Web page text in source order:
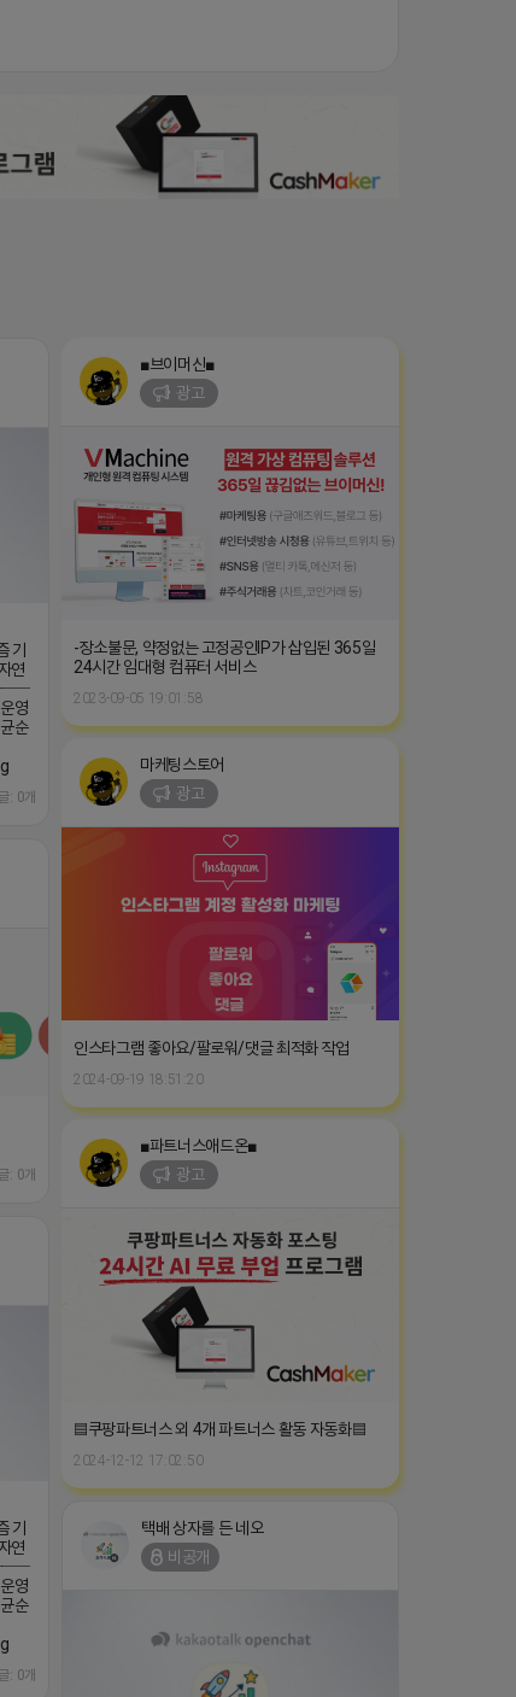
기
연
영
순
: 0개
■브이머신■
광고
-장소불문, 약정없는 고정공인IP가 삽입된 365일
24시간 임대형 컴퓨터 서비스
2023-09-05 19:01:58
마케팅스토어
광고
인스타그램 좋아요/팔로워/댓글 최적화 작업
2024-09-19 18:51:20
: 0개
■파트너스애드온■
광고
▤쿠팡파트너스 외 4개 파트너스 활동 자동화▤
2024-12-12 17:02:50
기
연
영
순
: 0개
택배 상자를 든 네오
비공개